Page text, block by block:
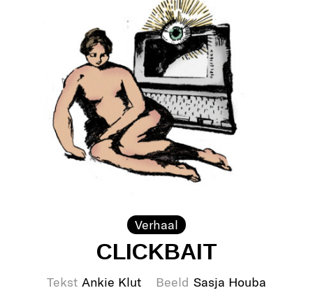
Verhaal
CLICKBAIT
Tekst Ankie Klut Beeld Sasja Houba